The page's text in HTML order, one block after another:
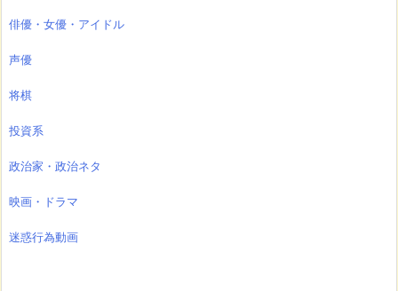
俳優・女優・アイドル
声優
将棋
投資系
政治家・政治ネタ
映画・ドラマ
迷惑行為動画